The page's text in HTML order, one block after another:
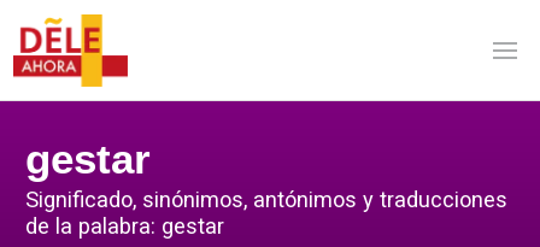
gestar
Significado, sinónimos, antónimos y traducciones
de la palabra: gestar